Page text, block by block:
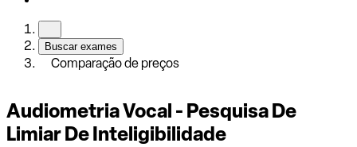
Buscar exames
Comparação de preços
Audiometria Vocal - Pesquisa De
Limiar De Inteligibilidade